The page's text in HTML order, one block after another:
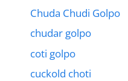
Chuda Chudi Golpo
chudar golpo
coti golpo
cuckold choti